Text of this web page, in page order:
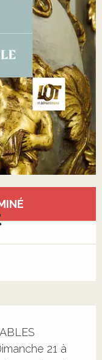
21 à